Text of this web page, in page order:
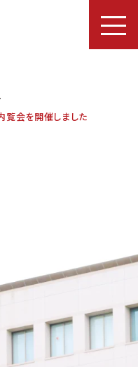
覧会を開催しました